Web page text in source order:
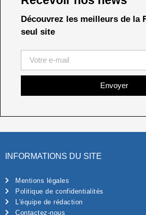
Découvrez les meilleurs de la
seul site
Envoyer
INFORMATIONS DU SITE
Mentions légales
Politique de confidentialités
L'équipe de rédaction
Contactez-nous